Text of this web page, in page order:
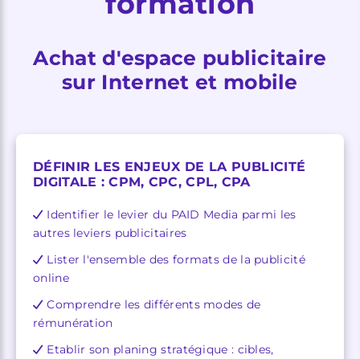
Achat d'espace publicitaire
sur Internet et mobile
DÉFINIR LES ENJEUX DE LA PUBLICITÉ
DIGITALE : CPM, CPC, CPL, CPA
Identifier le levier du PAID Media parmi les
autres leviers publicitaires
Lister l'ensemble des formats de la publicité
online
Comprendre les différents modes de
rémunération
Etablir son planing stratégique : cibles,